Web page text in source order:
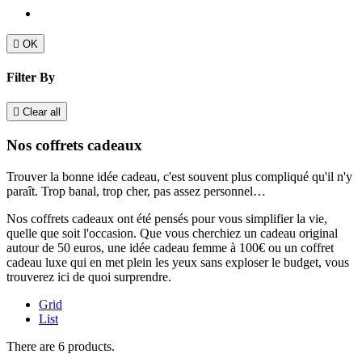
 OK
Filter By
 Clear all
Nos coffrets cadeaux
Trouver la bonne idée cadeau, c'est souvent plus compliqué qu'il n'y
paraît. Trop banal, trop cher, pas assez personnel…
Nos coffrets cadeaux ont été pensés pour vous simplifier la vie,
quelle que soit l'occasion. Que vous cherchiez un cadeau original
autour de 50 euros, une idée cadeau femme à 100€ ou un coffret
cadeau luxe qui en met plein les yeux sans exploser le budget, vous
trouverez ici de quoi surprendre.
Grid
List
There are 6 products.